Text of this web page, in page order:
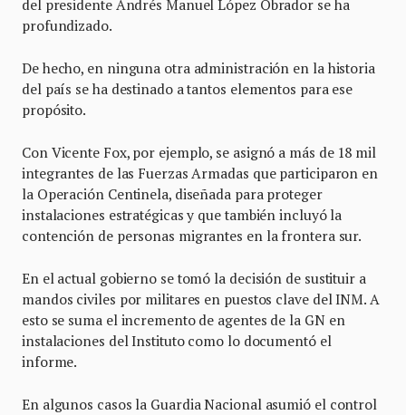
del presidente Andrés Manuel López Obrador se ha
profundizado.
De hecho, en ninguna otra administración en la historia
del país se ha destinado a tantos elementos para ese
propósito.
Con Vicente Fox, por ejemplo, se asignó a más de 18 mil
integrantes de las Fuerzas Armadas que participaron en
la Operación Centinela, diseñada para proteger
instalaciones estratégicas y que también incluyó la
contención de personas migrantes en la frontera sur.
En el actual gobierno se tomó la decisión de sustituir a
mandos civiles por militares en puestos clave del INM. A
esto se suma el incremento de agentes de la GN en
instalaciones del Instituto como lo documentó el
informe.
En algunos casos la Guardia Nacional asumió el control